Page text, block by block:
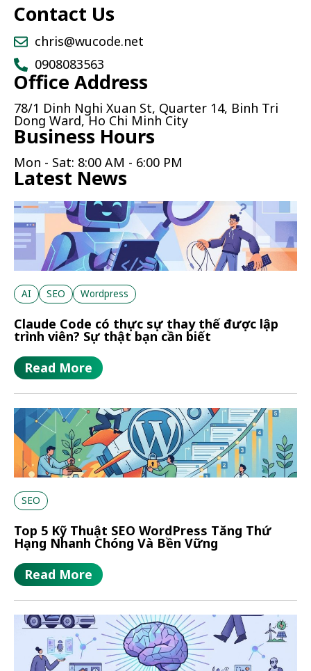
Contact Us
chris@wucode.net
0908083563
Office Address
78/1 Dinh Nghi Xuan St, Quarter 14, Binh Tri
Dong Ward, Ho Chi Minh City
Business Hours
Mon - Sat: 8:00 AM - 6:00 PM
Latest News
AI SEO Wordpress
Claude Code có thực sự thay thế được lập
trình viên? Sự thật bạn cần biết
Read More
SEO
Top 5 Kỹ Thuật SEO WordPress Tăng Thứ
Hạng Nhanh Chóng Và Bền Vững
Read More